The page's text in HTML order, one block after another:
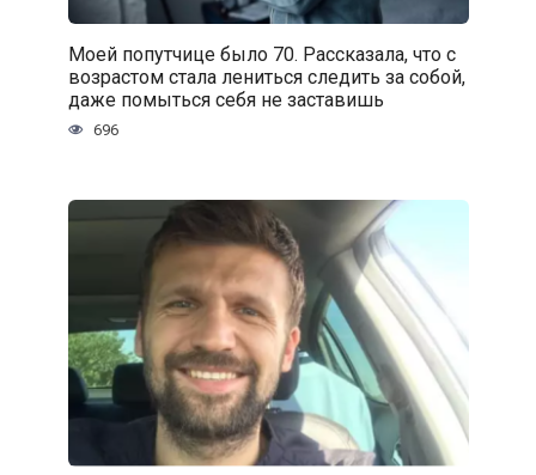
Моей попутчице было 70. Рассказала, что с
возрастом стала лениться следить за собой,
даже помыться себя не заставишь
696